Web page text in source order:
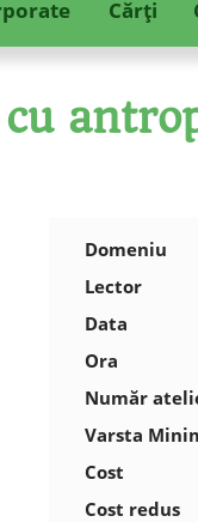
Cărţi
Domeniu
Lector
Data
Ora
Număr
Varsta
Cost
Cost redus